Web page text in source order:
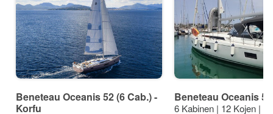
Beneteau Oceanis 52 (6 Cab.) -
Korfu
Beneteau Oceanis
6 Kabinen | 12 Kojen |